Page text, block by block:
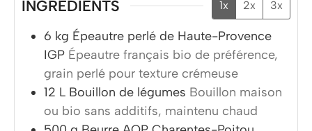
INGRÉDIENTS 1x 2x 3x
6 kg Épeautre perlé de Haute-Provence
IGP Épeautre français bio de préférence,
grain perlé pour texture crémeuse
12 L Bouillon de légumes Bouillon maison
ou bio sans additifs, maintenu chaud